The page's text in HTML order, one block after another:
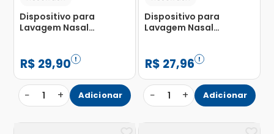
Dispositivo para
Lavagem Nasal
Capacidade 20ml
R$ 29,90
− 1 + Adicionar
Dispositivo para
Lavagem Nasal
R$ 27,96
− 1 + Adicionar